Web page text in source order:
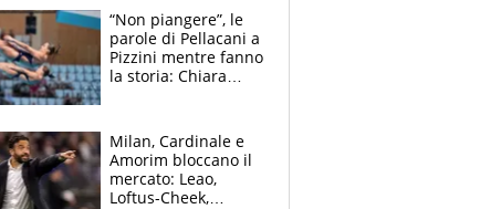
“Non piangere”, le
parole di Pellacani a
Pizzini mentre fanno
la storia: Chiara
Milan, Cardinale e
Amorim bloccano il
mercato: Leao,
Loftus-Cheek,